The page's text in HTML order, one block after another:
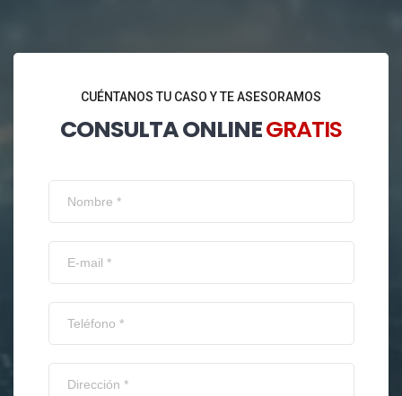
CUÉNTANOS TU CASO Y TE ASESORAMOS
CONSULTA ONLINEGRATIS